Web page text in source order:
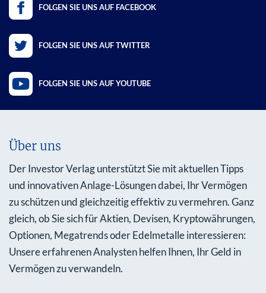
FOLGEN SIE UNS AUF FACEBOOK
FOLGEN SIE UNS AUF TWITTER
FOLGEN SIE UNS AUF YOUTUBE
Über uns
Der Investor Verlag unterstützt Sie mit aktuellen Tipps
und innovativen Anlage-Lösungen dabei, Ihr Vermögen
zu schützen und gleichzeitig effektiv zu vermehren. Ganz
gleich, ob Sie sich für Aktien, Devisen, Kryptowährungen,
Optionen, Megatrends oder Edelmetalle interessieren:
Unsere erfahrenen Analysten helfen Ihnen, Ihr Geld in
Vermögen zu verwandeln.